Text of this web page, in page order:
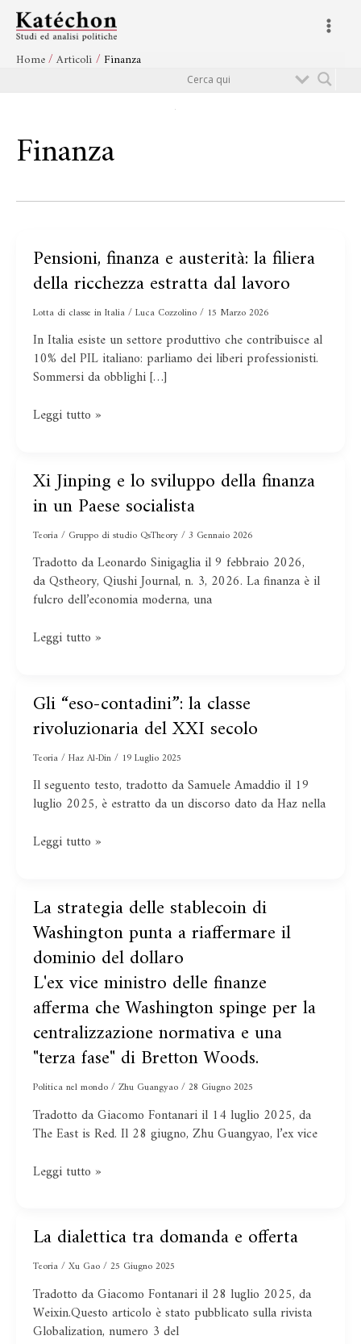
contenuto
Main
Home Articoli Finanza
Finanza
Pensioni, finanza e austerità: la filiera
della ricchezza estratta dal lavoro
Lotta di classe in Italia/Luca Cozzolino/ 15 Marzo 2026
In Italia esiste un settore produttivo che contribuisce al
10% del PIL italiano: parliamo dei liberi professionisti.
Sommersi da obblighi […]
Pensioni,
finanza
e
austerità:
la
filiera
della
ricchezza
dal
Leggi tutto »
Xi Jinping e lo sviluppo della finanza
in un Paese socialista
Teoria/ Gruppo di studio QsTheory/3 Gennaio 2026
Tradotto da Leonardo Sinigaglia il 9 febbraio 2026,
da Qstheory, Qiushi Journal, n. 3, 2026. La finanza è il
fulcro dell’economia moderna, una
Xi
Jinping
e
lo
sviluppo
della
finanza
in
Paese
Leggi tutto »
Gli “eso-contadini”: la classe
rivoluzionaria del XXI secolo
Teoria/Haz Al-Din/ 19 Luglio 2025
Il seguento testo, tradotto da Samuele Amaddio il 19
luglio 2025, è estratto da un discorso dato da Haz nella
Gli
“eso-
contadini”:
la
classe
rivoluzionaria
del
secolo
Leggi tutto »
La strategia delle stablecoin di
Washington punta a riaffermare il
dominio del dollaro
L'ex vice ministro delle finanze
afferma che Washington spinge per la
centralizzazione normativa e una
"terza fase" di Bretton Woods.
Politica nel mondo/Zhu Guangyao/28 Giugno 2025
Tradotto da Giacomo Fontanari il 14 luglio 2025, da
The East is Red. Il 28 giugno, Zhu Guangyao, l’ex vice
La
strategia
delle
stablecoin
di
Washington
punta
a
riaffermare
dominio
del
dollaro
L'ex
vice
ministro
delle
finanze
afferma
che
Washington
spinge
per
la
centralizzazione
normativa
e
una
"terza
Bretton
Woods.
Leggi tutto »
La dialettica tra domanda e offerta
Teoria/Xu Gao/25 Giugno 2025
Tradotto da Giacomo Fontanari il 28 luglio 2025, da
Weixin.Questo articolo è stato pubblicato sulla rivista
Globalization, numero 3 del
La
tra
domanda
e
offerta